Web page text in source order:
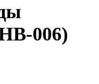
006)